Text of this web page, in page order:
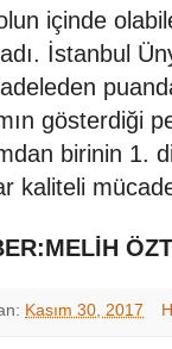
içinde
İstanbul
gösterdiği
birinin 1.
kaliteli
Kasım 30, 2017